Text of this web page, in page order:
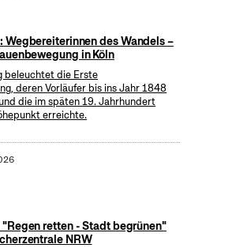
Wegbereiterinnen des Wandels –
in Köln
beleuchtet die Erste
deren Vorläufer bis ins Jahr 1848
die im späten 19. Jahrhundert
erreichte.
retten - Stadt begrünen"
NRW